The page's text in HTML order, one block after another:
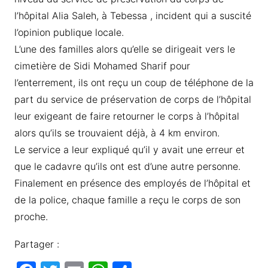
l’hôpital Alia Saleh, à Tebessa , incident qui a suscité
l’opinion publique locale.
L’une des familles alors qu’elle se dirigeait vers le
cimetière de Sidi Mohamed Sharif pour
l’enterrement, ils ont reçu un coup de téléphone de la
part du service de préservation de corps de l’hôpital
leur exigeant de faire retourner le corps à l’hôpital
alors qu’ils se trouvaient déjà, à 4 km environ.
Le service a leur expliqué qu’il y avait une erreur et
que le cadavre qu’ils ont est d’une autre personne.
Finalement en présence des employés de l’hôpital et
de la police, chaque famille a reçu le corps de son
proche.
Partager :